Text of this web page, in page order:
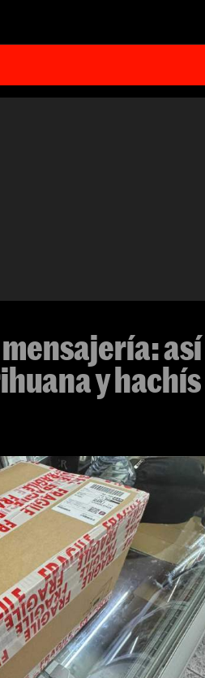
así
y hachís